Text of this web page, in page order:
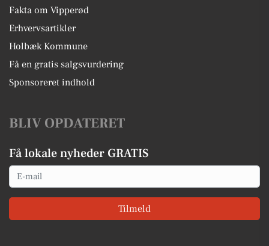
Fakta om Vipperød
Erhvervsartikler
Holbæk Kommune
Få en gratis salgsvurdering
Sponsoreret indhold
BLIV OPDATERET
Få lokale nyheder GRATIS
Email
Tilmeld